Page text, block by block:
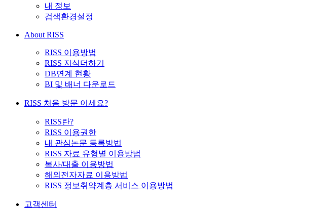
내 정보
검색환경설정
About RISS
RISS 이용방법
RISS 지식더하기
DB연계 현황
BI 및 배너 다운로드
RISS 처음 방문 이세요?
RISS란?
RISS 이용권한
내 관심논문 등록방법
RISS 자료 유형별 이용방법
복사/대출 이용방법
해외전자자료 이용방법
RISS 정보취약계층 서비스 이용방법
고객센터